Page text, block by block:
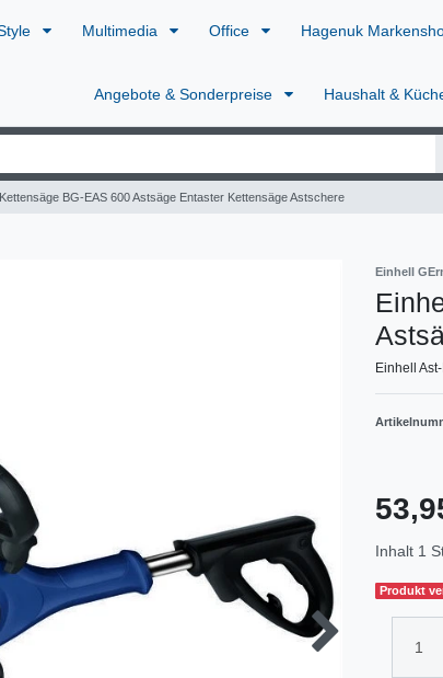
Multimedia Office Hagenuk
Angebote & Sonderpreise Haushalt &
BG-EAS 600 Astsäge Entaster Kettensäge Astschere
Einhell
Einhell
Inhalt 1
Produkt